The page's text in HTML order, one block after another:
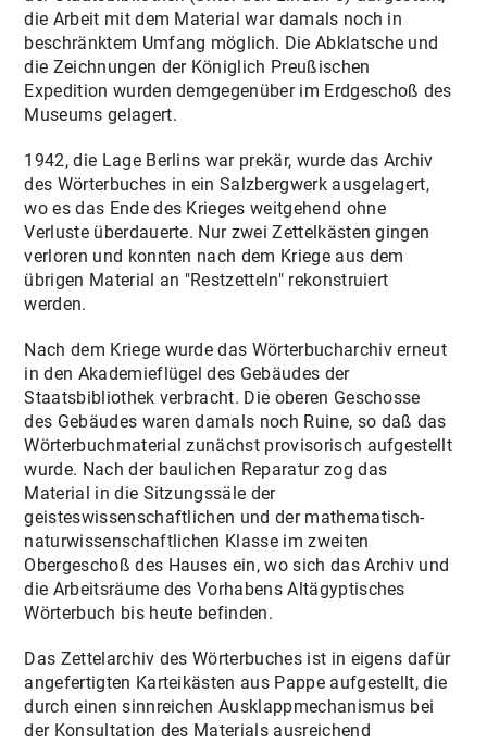
die Arbeit mit dem Material war damals noch in
beschränktem Umfang möglich. Die Abklatsche und
die Zeichnungen der Königlich Preußischen
Expedition wurden demgegenüber im Erdgeschoß des
Museums gelagert.
1942, die Lage Berlins war prekär, wurde das Archiv
des Wörterbuches in ein Salzbergwerk ausgelagert,
wo es das Ende des Krieges weitgehend ohne
Verluste überdauerte. Nur zwei Zettelkästen gingen
verloren und konnten nach dem Kriege aus dem
übrigen Material an "Restzetteln" rekonstruiert
werden.
Nach dem Kriege wurde das Wörterbucharchiv erneut
in den Akademieflügel des Gebäudes der
Staatsbibliothek verbracht. Die oberen Geschosse
des Gebäudes waren damals noch Ruine, so daß das
Wörterbuchmaterial zunächst provisorisch aufgestellt
wurde. Nach der baulichen Reparatur zog das
Material in die Sitzungssäle der
geisteswissenschaftlichen und der mathematisch-
naturwissenschaftlichen Klasse im zweiten
Obergeschoß des Hauses ein, wo sich das Archiv und
die Arbeitsräume des Vorhabens Altägyptisches
Wörterbuch bis heute befinden.
Das Zettelarchiv des Wörterbuches ist in eigens dafür
angefertigten Karteikästen aus Pappe aufgestellt, die
durch einen sinnreichen Ausklappmechanismus bei
der Konsultation des Materials ausreichend